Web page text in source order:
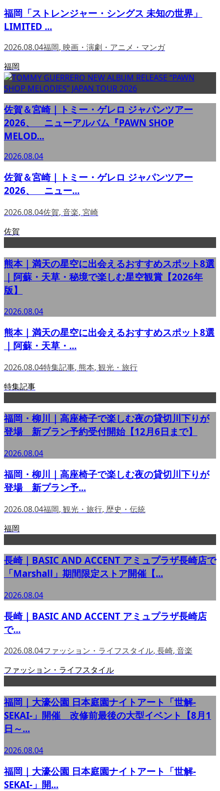
福岡「ストレンジャー・シングス 未知の世界」
LIMITED ...
2026.08.04福岡, 映画・演劇・アニメ・マンガ
福岡
佐賀＆宮崎｜トミー・ゲレロ ジャパンツアー
2026、 ニューアルバム『PAWN SHOP
MELOD...
2026.08.04
佐賀＆宮崎｜トミー・ゲレロ ジャパンツアー
2026、 ニュー...
2026.08.04佐賀, 音楽, 宮崎
佐賀
熊本｜満天の星空に出会えるおすすめスポット8選
｜阿蘇・天草・秘境で楽しむ星空観賞【2026年
版】
2026.08.04
熊本｜満天の星空に出会えるおすすめスポット8選
｜阿蘇・天草・...
2026.08.04特集記事, 熊本, 観光・旅行
特集記事
福岡・柳川｜高座椅子で楽しむ夜の貸切川下りが
登場 新プラン予約受付開始【12月6日まで】
2026.08.04
福岡・柳川｜高座椅子で楽しむ夜の貸切川下りが
登場 新プラン予...
2026.08.04福岡, 観光・旅行, 歴史・伝統
福岡
長崎｜BASIC AND ACCENT アミュプラザ長崎店で
「Marshall」期間限定ストア開催【...
2026.08.04
長崎｜BASIC AND ACCENT アミュプラザ長崎店
で...
2026.08.04ファッション・ライフスタイル, 長崎, 音楽
ファッション・ライフスタイル
福岡｜大濠公園 日本庭園ナイトアート「世解-
SEKAI-」開催 改修前最後の大型イベント【8月1
日～...
2026.08.04
福岡｜大濠公園 日本庭園ナイトアート「世解-
SEKAI-」開...